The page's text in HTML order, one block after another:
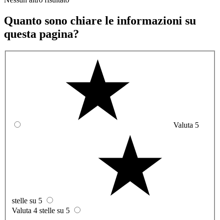
Quanto sono chiare le informazioni su
questa pagina?
Valuta 5
stelle su 5
Valuta 4 stelle su 5